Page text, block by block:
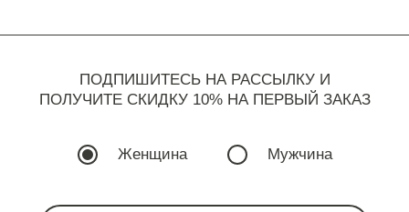
ПОДПИШИТЕСЬ НА РАССЫЛКУ И
ПОЛУЧИТЕ СКИДКУ 10% НА ПЕРВЫЙ ЗАКАЗ
Женщина Мужчина